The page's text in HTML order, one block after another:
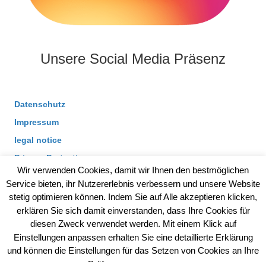
Unsere Social Media Präsenz
Datenschutz
Impressum
legal notice
Privacy Protection
legal notice Privacy Protection Impressum
Datenschutz
Wir verwenden Cookies, damit wir Ihnen den bestmöglichen
Service bieten, ihr Nutzererlebnis verbessern und unsere Website
stetig optimieren können. Indem Sie auf Alle akzeptieren klicken,
erklären Sie sich damit einverstanden, dass Ihre Cookies für
diesen Zweck verwendet werden. Mit einem Klick auf
Einstellungen anpassen erhalten Sie eine detaillierte Erklärung
und können die Einstellungen für das Setzen von Cookies an Ihre